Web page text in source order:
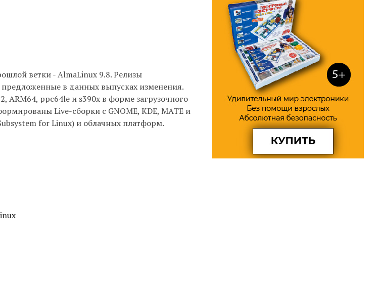
ветки - AlmaLinux 9.8. Релизы
в данных выпусках изменения.
ARM64, ppc64le и s390x в форме загрузочного
Live-сборки с GNOME, KDE, MATE и
for Linux) и облачных платформ.